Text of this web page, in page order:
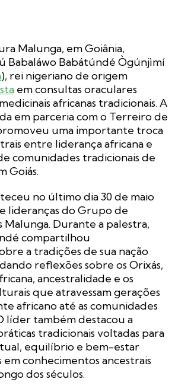
Malunga, em Goiânia,
Babaláwo Babátúndé Ògúnjìmí
), rei nigeriano de origem
em consultas oraculares
africanas tradicionais. A
em parceria com o Terreiro de
uma importante troca
entre liderança africana e
comunidades tradicionais de
Goiás.
no último dia 30 de maio
lideranças do Grupo de
Durante a palestra,
compartilhou
a tradições de sua nação
reflexões sobre os Orixás,
ancestralidade e os
que atravessam gerações
africano até as comunidades
líder também destacou a
tradicionais voltadas para
equilíbrio e bem-estar
em conhecimentos ancestrais
dos séculos.